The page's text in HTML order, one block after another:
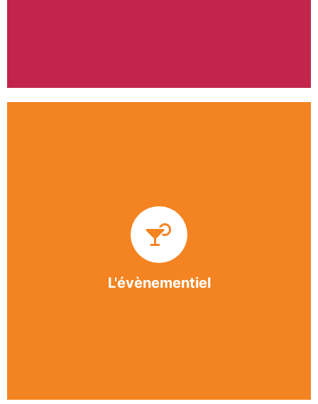
L'évènementiel
BASE apporte des solutions innovantes et
originales dans l’organisation des manifestations,
festivals, conventions, colloques et assemblées